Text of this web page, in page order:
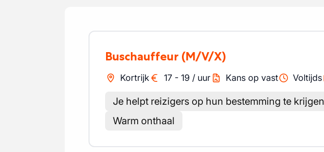
Buschauffeur (M/V/X)
Kortrijk 17 - 19 / uur Kans op vast Voltijds
Je helpt reizigers op hun bestemming te krijgen
Warm onthaal